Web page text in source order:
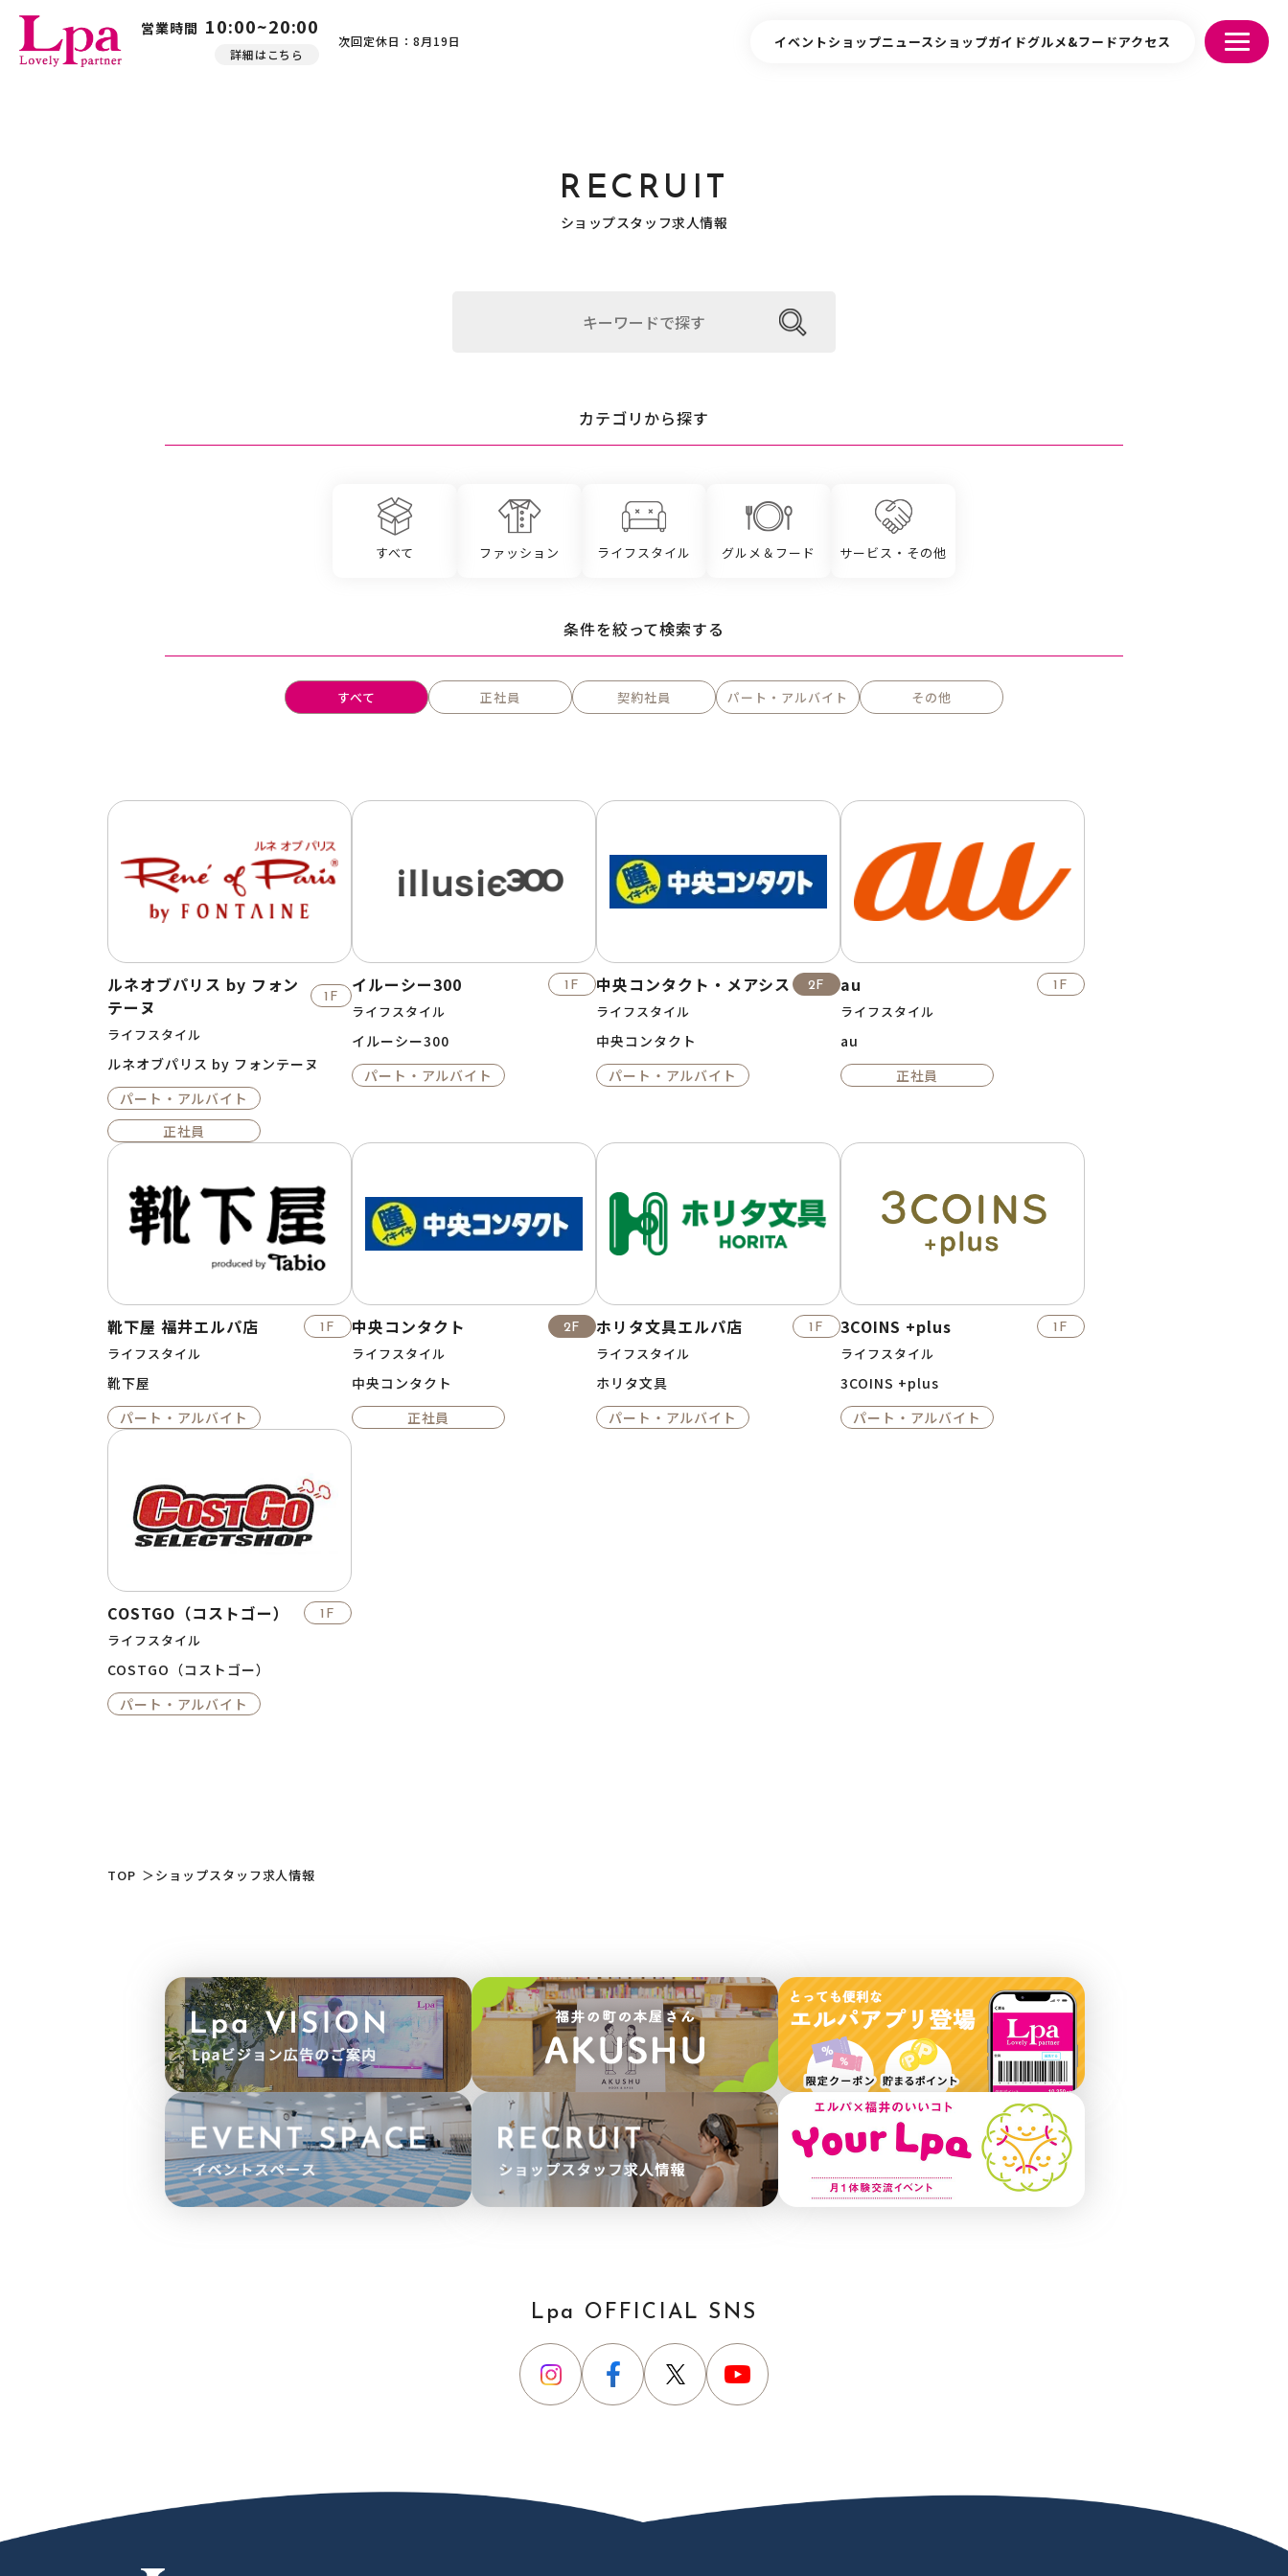
営業時間 10:00~20:00
詳細はこちら
次回定休日：8月19日 イベントショップニュースショップガイドグルメ&フードアクセス
RECRUIT
ショップスタッフ求人情報
カテゴリから探す
すべて ファッション ライフスタイル グルメ＆フード サービス・その他
条件を絞って検索する
すべて 正社員 契約社員 パート・アルバイト その他
ルネオブパリス by フォン
テーヌ
1F
ライフスタイル
ルネオブパリス by フォンテーヌ
パート・アルバイト
正社員
イルーシー300 1F
ライフスタイル
イルーシー300
パート・アルバイト
中央コンタクト・メアシス 2F
ライフスタイル
中央コンタクト
パート・アルバイト
au 1F
ライフスタイル
au
正社員
靴下屋 福井エルパ店 1F
ライフスタイル
靴下屋
パート・アルバイト
中央コンタクト 2F
ライフスタイル
中央コンタクト
正社員
ホリタ文具エルパ店 1F
ライフスタイル
ホリタ文具
パート・アルバイト
3COINS +plus 1F
ライフスタイル
3COINS +plus
パート・アルバイト
COSTGO（コストゴー） 1F
ライフスタイル
COSTGO（コストゴー）
パート・アルバイト
TOP ＞ショップスタッフ求人情報
Lpa OFFICIAL SNS